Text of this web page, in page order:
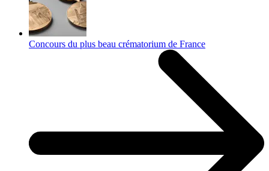
Concours du plus beau crématorium de France